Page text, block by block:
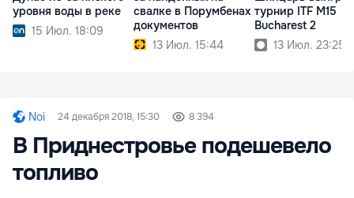
уровня воды в реке
15 Июл. 18:09
свалке в Порумбенах
документов
13 Июл. 15:44
турнир ITF M15
Bucharest 2
13 Июл. 23:25
Noi 24 декабря 2018, 15:30 8 394
В Приднестровье подешевело
топливо